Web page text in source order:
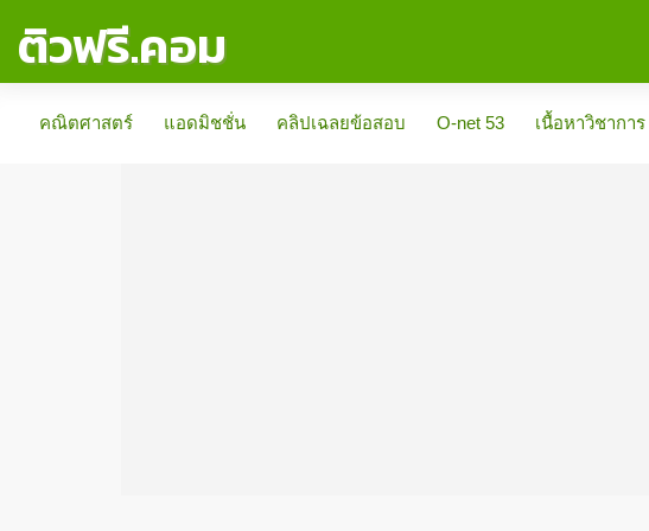
ติวฟรี.คอม
คณิตศาสตร์
แอดมิชชั่น คลิปเฉลยข้อสอบ O-net 53 เนื้อหาวิชาการ